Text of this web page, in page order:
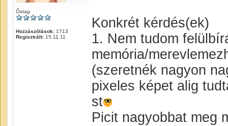
Őstag
Hozzászólások: 1713
Regisztrált: 15.11.11
Konkrét kérdés(ek)
1. Nem tudom
memória/
(szeretnék nagyon
pixeles képet alig
st
Picit nagyobbat meg